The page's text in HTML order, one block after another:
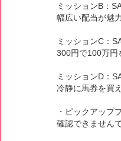
ミッションB：
幅広い配当が魅
ミッションC：
300円で100万円
ミッションD：
冷静に馬券を買
・ピックアップ
確認できません